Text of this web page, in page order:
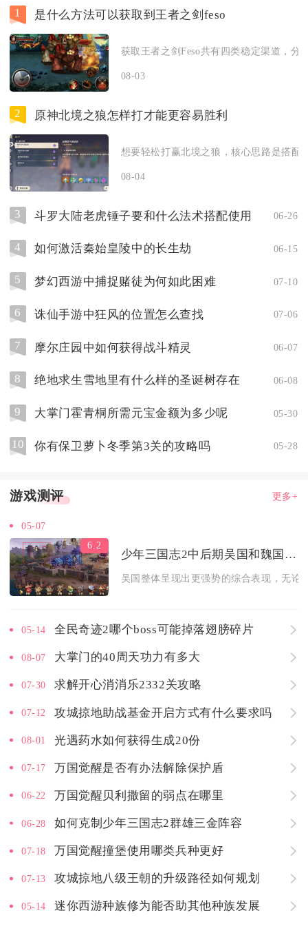
1 是什么方法可以获取到王者之剑feso
获取王者之剑Feso共有四类稳定渠道，分
08-03
2 原神北境之狼怎样打才能更容易胜利
想要轻松打赢北境之狼，核心思路是搭配
08-04
3 斗罗大陆老虎锤子要和什么法术搭配使用 06-26
4 如何激活秦始皇陵中的长生劫 06-15
5 梦幻西游中捕捉赌徒为何如此困难 07-10
6 诛仙手游中狂风的位置怎么查找 07-06
7 摩尔庄园中如何获得战斗精灵 06-07
8 绝地求生雪地里有什么样的圣诞树存在 06-08
9 大掌门霍青桐所需元宝金额为多少呢 05-30
10 你有保卫萝卜冬季第3关的攻略吗 05-28
游戏测评 更多+
05-07
6.2
少年三国志2中后期吴国和魏国之间谁更强势
吴国整体呈现出更强势的综合表现，无论
05-14 全民奇迹2哪个boss可能掉落翅膀碎片
08-07 大掌门的40周天功力有多大
07-30 求解开心消消乐2332关攻略
07-12 攻城掠地助战基金开启方式有什么要求吗
08-01 光遇药水如何获得生成20份
07-17 万国觉醒是否有办法解除保护盾
06-22 万国觉醒贝利撒留的弱点在哪里
06-28 如何克制少年三国志2群雄三金阵容
07-18 万国觉醒撞堡使用哪类兵种更好
07-13 攻城掠地八级王朝的升级路径如何规划
05-14 迷你西游种族修为能否助其他种族发展